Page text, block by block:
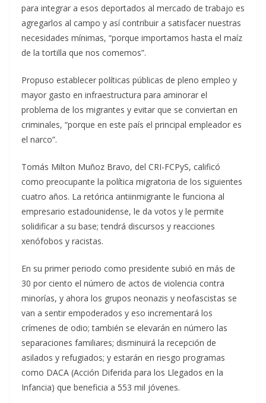
para integrar a esos deportados al mercado de trabajo es
agregarlos al campo y así contribuir a satisfacer nuestras
necesidades mínimas, “porque importamos hasta el maíz
de la tortilla que nos comemos”.
Propuso establecer políticas públicas de pleno empleo y
mayor gasto en infraestructura para aminorar el
problema de los migrantes y evitar que se conviertan en
criminales, “porque en este país el principal empleador es
el narco”.
Tomás Milton Muñoz Bravo, del CRI-FCPyS, calificó
como preocupante la política migratoria de los siguientes
cuatro años. La retórica antiinmigrante le funciona al
empresario estadounidense, le da votos y le permite
solidificar a su base; tendrá discursos y reacciones
xenófobos y racistas.
En su primer periodo como presidente subió en más de
30 por ciento el número de actos de violencia contra
minorías, y ahora los grupos neonazis y neofascistas se
van a sentir empoderados y eso incrementará los
crímenes de odio; también se elevarán en número las
separaciones familiares; disminuirá la recepción de
asilados y refugiados; y estarán en riesgo programas
como DACA (Acción Diferida para los Llegados en la
Infancia) que beneficia a 553 mil jóvenes.